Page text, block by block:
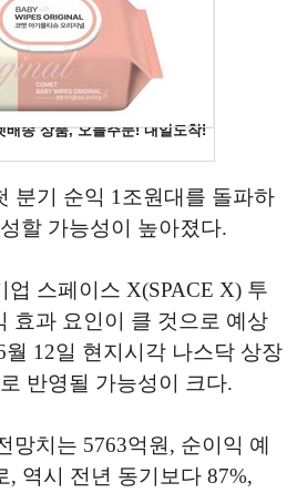
분기 순익 1조원대를 돌파하
할 가능성이 높아졌다.
업 스페이스 X(SPACE X) 투
효과 요인이 클 것으로 예상
12일 현지시각 나스닥 상장
반영될 가능성이 크다.
망치는 5763억원, 순이익 예
, 역시 전년 동기보다 87%,